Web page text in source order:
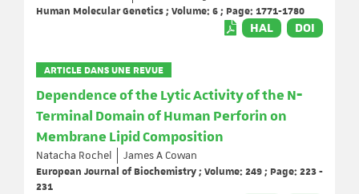
Human Molecular Genetics ; Volume: 6 ; Page: 1771-1780
HAL DOI
ARTICLE DANS UNE REVUE
Dependence of the Lytic Activity of the N‐
Terminal Domain of Human Perforin on
Membrane Lipid Composition
Natacha Rochel
James A Cowan
European Journal of Biochemistry ; Volume: 249 ; Page: 223 -
231